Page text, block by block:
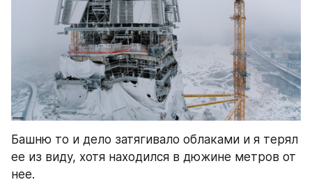
Башню то и дело затягивало облаками и я терял
ее из виду, хотя находился в дюжине метров от
нее.